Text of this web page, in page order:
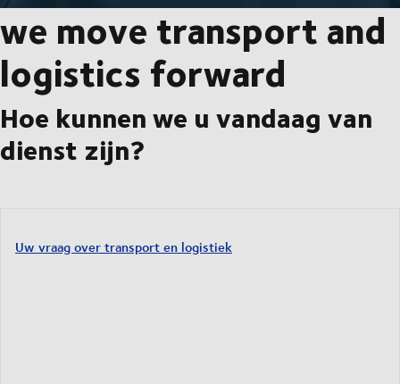
we move transport and
logistics forward
Hoe kunnen we u vandaag van
dienst zijn?
Uw vraag over transport en logistiek